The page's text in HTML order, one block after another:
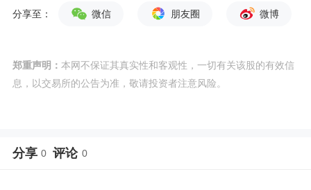
分享至： 微信 朋友圈 微博
郑重声明： 本网不保证其真实性和客观性，一切有关该股的有效信
息，以交易所的公告为准，敬请投资者注意风险。
分享 0 评论 0